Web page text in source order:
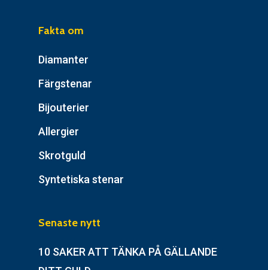
Fakta om
Diamanter
Färgstenar
Bijouterier
Allergier
Skrotguld
Syntetiska stenar
Senaste nytt
10 SAKER ATT TÄNKA PÅ GÄLLANDE